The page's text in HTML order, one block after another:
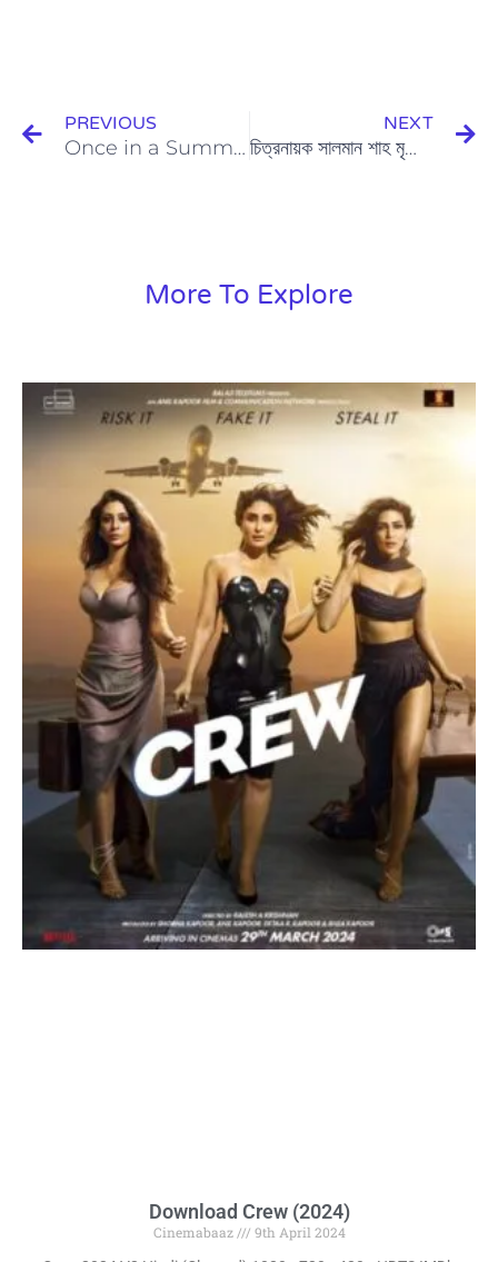
PREVIOUS
Once in a Summer (2006) Review in Bangla
NEXT
চিত্রনায়ক সালমান শাহ মৃত্যু বার্ষিকীতে বিনম্র শ্রদ্ধা
More To Explore
Download Crew (2024)
Cinemabaaz
9th April 2024